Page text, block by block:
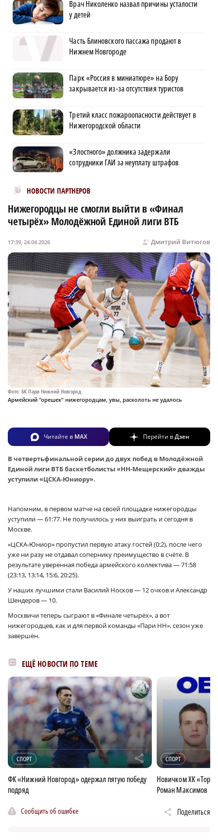
Врач Николенко назвал причины усталости
у детей
Часть Блиновского пассажа продают в
Нижнем Новгороде
Парк «Россия в миниатюре» на Бору
закрывается из-за отсутствия туристов
Третий класс пожароопасности действует в
Нижегородской области
«Злостного» должника задержали
сотрудники ГАИ за неуплату штрафов
НОВОСТИ ПАРТНЕРОВ
Новости МирТесен
Нижегородцы не смогли выйти в «Финал
четырёх» Молодёжной Единой лиги ВТБ
Дмитрий Витюгов
17:39, 24.04.2026
Фото: БК Пари Нижний Новгород
Армейский "орешек" нижегородцам, увы, расколоть не удалось
Читайте в MAX Перейти вДзен
В четвертьфинальной серии до двух побед в Молодёжной
Единой лиги ВТБ баскетболисты «НН-Мещерский» дважды
уступили «ЦСКА-Юниору».
Напомним, в первом матче на своей площадке нижегородцы
уступили — 61:77. Не получилось у них выиграть и сегодня в
Москве.
«ЦСКА-Юниор» пропустил первую атаку гостей (0:2), после чего
уже ни разу не отдавал сопернику преимущество в счёте. В
результате уверенная победа армейского коллектива — 71:58
(23:13, 13:14, 15:6, 20:25).
У наших лучшими стали Василий Носков — 12 очков и Александр
Шендеров — 10.
Москвичи теперь сыграют в «Финале четырёх», а вот
нижегородцев, как и для первой команды «Пари НН», сезон уже
завершён.
ЕЩЁ НОВОСТИ ПО ТЕМЕ
СПОРТ r
ФК «Нижний Новгород» одержал пятую победу
подряд
СПОРТ
Новичком ХК
Роман Максимов
Сообщить об ошибке Поделиться